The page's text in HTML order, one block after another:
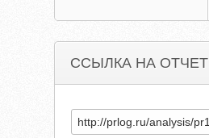
ССЫЛКА НА ОТЧЕТ